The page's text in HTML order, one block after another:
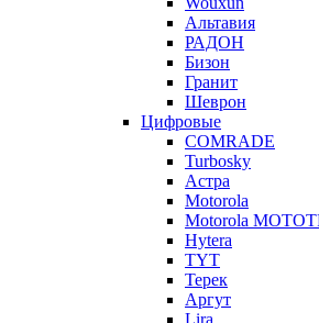
Альтавия
РАДОН
Бизон
Гранит
Шеврон
Цифровые
COMRADE
Turbosky
Астра
Motorola
Motorola
Hytera
TYT
Терек
Аргут
Lira